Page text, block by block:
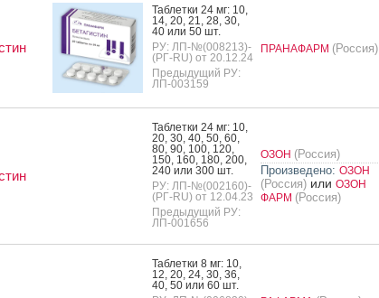
Таб­летки 24 мг: 10,
14, 20, 21, 28, 30,
40 или 50 шт.
РУ: ЛП-№(008213)-
(РГ-RU) от 20.12.24
Предыдущий РУ:
ЛП-003159
ПРАНАФАРМ (Россия)
Таб­летки 24 мг: 10,
20, 30, 40, 50, 60,
80, 90, 100, 120,
150, 160, 180, 200,
240 или 300 шт.
РУ: ЛП-№(002160)-
(РГ-RU) от 12.04.23
Предыдущий РУ:
ЛП-001656
ОЗОН (Россия)
Произведено: ОЗОН
(Россия)или ОЗОН
ФАРМ (Россия)
Таб­летки 8 мг: 10,
12, 20, 24, 30, 36,
40, 50 или 60 шт.